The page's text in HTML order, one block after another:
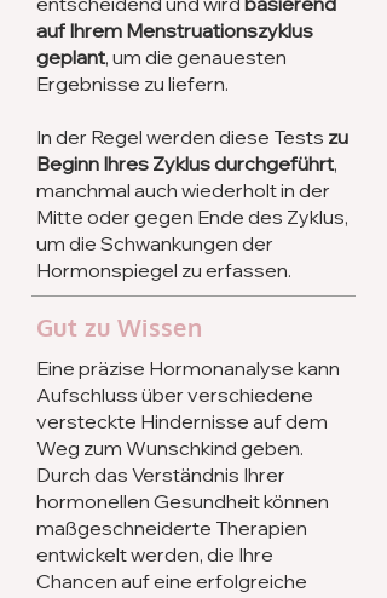
auf Ihrem Menstruationszyklus
geplant, um die genauesten
Ergebnisse zu liefern.
In der Regel werden diese Tests zu
Beginn Ihres Zyklus durchgeführt,
manchmal auch wiederholt in der
Mitte oder gegen Ende des Zyklus,
um die Schwankungen der
Hormonspiegel zu erfassen.
Gut zu Wissen
Eine präzise Hormonanalyse kann
Aufschluss über verschiedene
versteckte Hindernisse auf dem
Weg zum Wunschkind geben.
Durch das Verständnis Ihrer
hormonellen Gesundheit können
maßgeschneiderte Therapien
entwickelt werden, die Ihre
Chancen auf eine erfolgreiche